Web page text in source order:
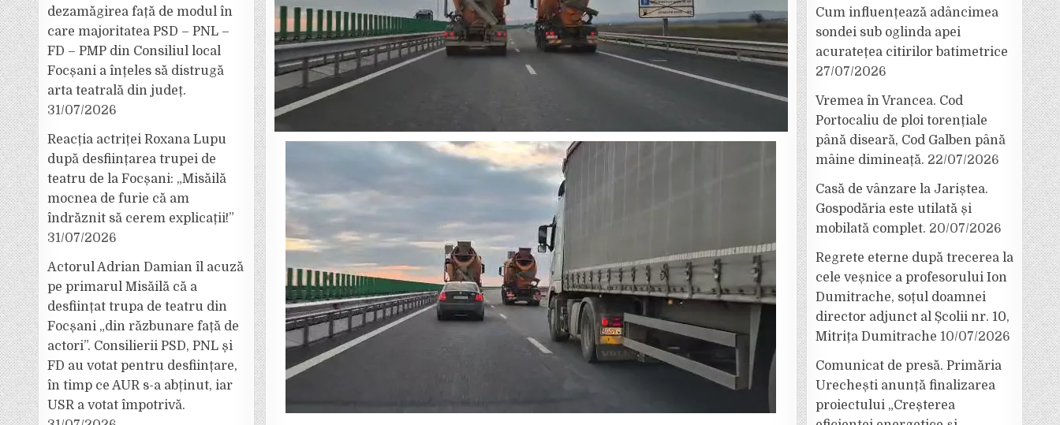
dezamăgirea față de modul în
care majoritatea PSD – PNL –
FD – PMP din Consiliul local
Focșani a înțeles să distrugă
arta teatrală din județ.
31/07/2026
Reacția actriței Roxana Lupu
după desființarea trupei de
teatru de la Focșani: „Misăilă
mocnea de furie că am
îndrăznit să cerem explicații!”
31/07/2026
Actorul Adrian Damian îl acuză
pe primarul Misăilă că a
desființat trupa de teatru din
Focșani „din răzbunare față de
actori”. Consilierii PSD, PNL și
FD au votat pentru desființare,
în timp ce AUR s-a abținut, iar
USR a votat împotrivă.
Cum influențează adâncimea
sondei sub oglinda apei
acuratețea citirilor batimetrice
27/07/2026
Vremea în Vrancea. Cod
Portocaliu de ploi torențiale
până diseară, Cod Galben până
mâine dimineață. 22/07/2026
Casă de vânzare la Jariștea.
Gospodăria este utilată și
mobilată complet. 20/07/2026
Regrete eterne după trecerea la
cele veșnice a profesorului Ion
Dumitrache, soțul doamnei
director adjunct al Școlii nr. 10,
Mitrița Dumitrache 10/07/2026
Comunicat de presă. Primăria
Urechești anunță finalizarea
proiectului „Creșterea